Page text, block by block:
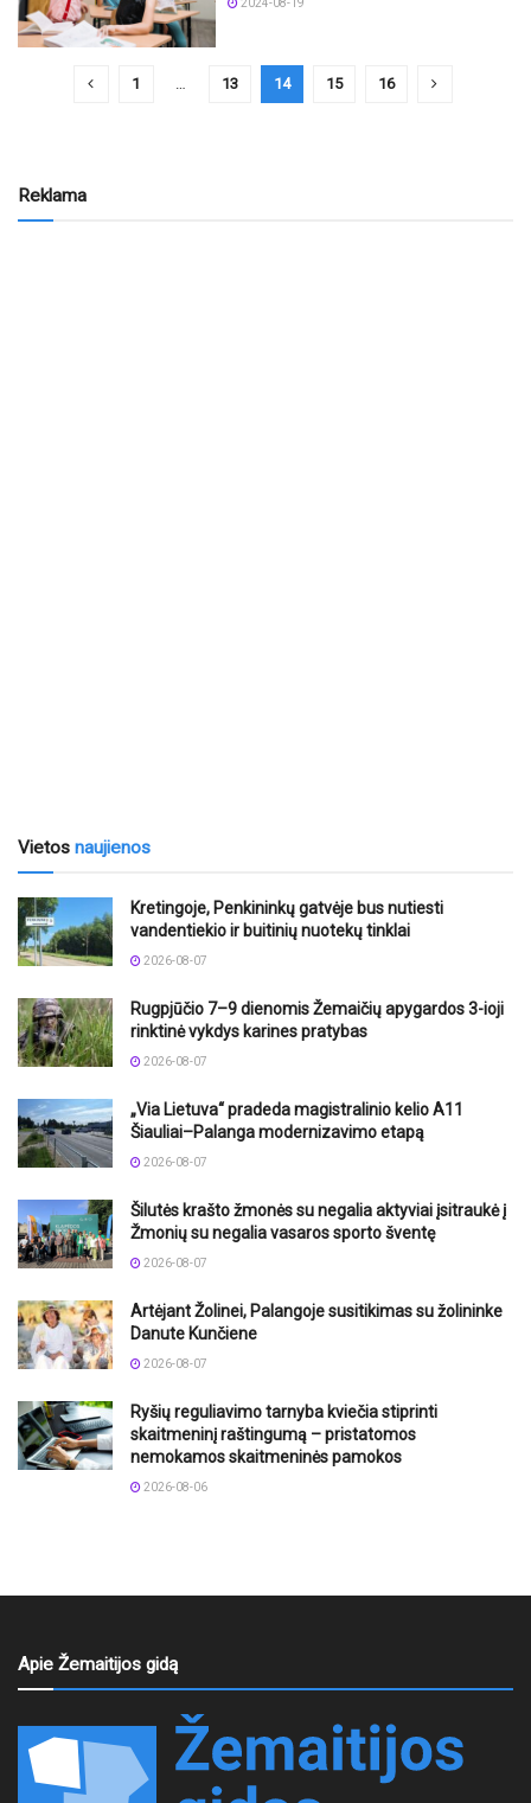
2024-08-19
1 … 13 14 15 16
Reklama
Vietos naujienos
Kretingoje, Penkininkų gatvėje bus nutiesti
vandentiekio ir buitinių nuotekų tinklai
2026-08-07
Rugpjūčio 7–9 dienomis Žemaičių apygardos 3-ioji
rinktinė vykdys karines pratybas
2026-08-07
„Via Lietuva“ pradeda magistralinio kelio A11
Šiauliai–Palanga modernizavimo etapą
2026-08-07
Šilutės krašto žmonės su negalia aktyviai įsitraukė į
Žmonių su negalia vasaros sporto šventę
2026-08-07
Artėjant Žolinei, Palangoje susitikimas su žolininke
Danute Kunčiene
2026-08-07
Ryšių reguliavimo tarnyba kviečia stiprinti
skaitmeninį raštingumą – pristatomos
nemokamos skaitmeninės pamokos
2026-08-06
Apie Žemaitijos gidą